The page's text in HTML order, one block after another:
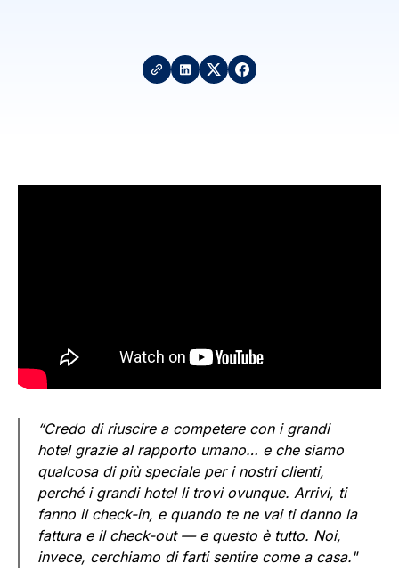
“Credo di riuscire a competere con i grandi
hotel grazie al rapporto umano… e che siamo
qualcosa di più speciale per i nostri clienti,
perché i grandi hotel li trovi ovunque. Arrivi, ti
fanno il check-in, e quando te ne vai ti danno la
fattura e il check-out — e questo è tutto. Noi,
invece, cerchiamo di farti sentire come a casa."